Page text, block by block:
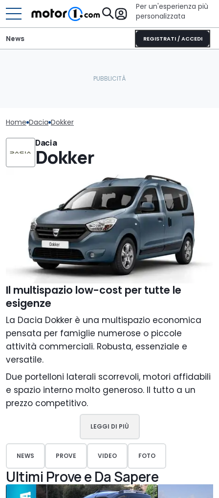
Per un'esperienza più
personalizzata
REGISTRATI / ACCEDI
News
Home Dacia Dokker
Dacia
Dokker
Il multispazio low-cost per tutte le
esigenze
La Dacia Dokker è una multispazio economica
pensata per famiglie numerose o piccole
attività commerciali. Robusta, essenziale e
versatile.
Due portelloni laterali scorrevoli, motori affidabili
e spazio interno molto generoso. Il tutto a un
prezzo competitivo.
LEGGI DI PIÙ
NEWS PROVE VIDEO FOTO
Ultimi Prove e Da Sapere